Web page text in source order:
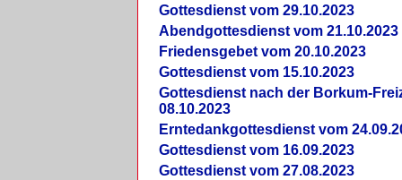
Gottesdienst vom 29.10.2023
Abendgottesdienst vom 21.10.2023
Friedensgebet vom 20.10.2023
Gottesdienst vom 15.10.2023
Gottesdienst nach der Borkum-
08.10.2023
Erntedankgottesdienst vom
Gottesdienst vom 16.09.2023
Gottesdienst vom 27.08.2023